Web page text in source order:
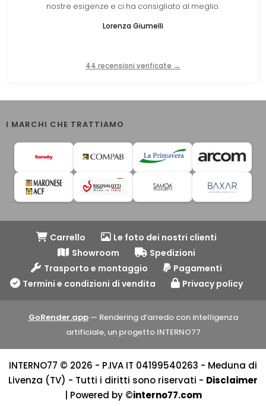
nostre esigenze e ci ha consigliato al meglio.
Lorenza Giumelli
44 recensioni verificate →
I MARCHI CHE TRATTIAMO
Carrello
Le foto dei nostri clienti
Showroom
Spedizioni
Trasporto e montaggio
Pagamenti
Termini e condizioni di vendita
Privacy policy
GoRender.app— Rendering d’arredo con intelligenza
artificiale, un progetto INTERNO77
INTERNO77 © 2026 - P.IVA IT 04199540263 - Meduna di
Livenza (TV) - Tutti i diritti sono riservati - Disclaimer
| Powered by ©interno77.com